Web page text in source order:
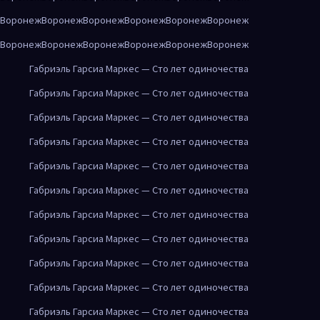
ВоронежВоронежВоронежВоронежВоронежВоронеж
ВоронежВоронежВоронежВоронежВоронежВоронеж
Габриэль Гарсиа Маркес — Сто лет одиночества
Габриэль Гарсиа Маркес — Сто лет одиночества
Габриэль Гарсиа Маркес — Сто лет одиночества
Габриэль Гарсиа Маркес — Сто лет одиночества
Габриэль Гарсиа Маркес — Сто лет одиночества
Габриэль Гарсиа Маркес — Сто лет одиночества
Габриэль Гарсиа Маркес — Сто лет одиночества
Габриэль Гарсиа Маркес — Сто лет одиночества
Габриэль Гарсиа Маркес — Сто лет одиночества
Габриэль Гарсиа Маркес — Сто лет одиночества
Габриэль Гарсиа Маркес — Сто лет одиночества